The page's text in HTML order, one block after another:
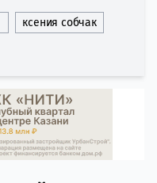
ксения собчак